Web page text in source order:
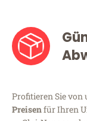
Profitieren Sie von
Preisenfür Ihren